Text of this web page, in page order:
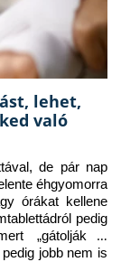
lehet,
való
de pár nap
éhgyomorra
órákat kellene
pedig
„gátolják a
jobb nem is